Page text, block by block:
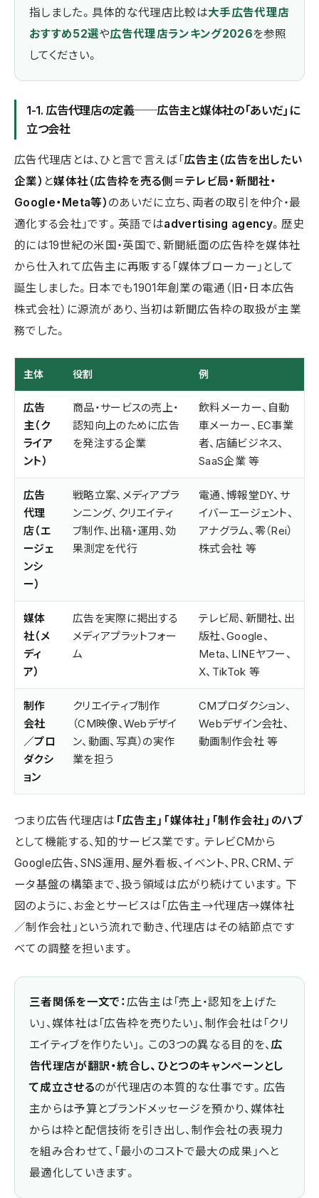
指しました。具体的な代理店比較は大手広告代理店
おすすめ52選や広告代理店ランキング2026を参照
してください。
1-1. 広告代理店の定義──広告主と媒体社の「あいだ」に
立つ会社
広告代理店とは、ひと言で言えば「広告主（広告を出したい
企業） と媒体社（広告枠を売る側＝テレビ局・新聞社・
Google・Meta等） のあいだに立ち、両者の取引を仲介・最
適化する会社」です。英語ではadvertising agency。歴史
的には19世紀の米国・英国で、新聞紙面の広告枠を媒体社
から仕入れて広告主に再販する「媒体ブローカー」として
誕生しました。日本でも1901年創業の電通（旧・日本広告
株式会社）に源流があり、当初は新聞広告枠の取扱が主業
務でした。
主体 役割 例
広告
主（ク
ライア
ント）
商品・サービスの売上・
認知向上のために広告
を発注する企業
飲料メーカー、自動
車メーカー、EC事業
者、店舗ビジネス、
SaaS企業 等
広告
代理
店（エ
ージェ
ンシ
ー）
戦略立案、メディアプラ
ンニング、クリエイティ
ブ制作、出稿・運用、効
果測定を代行
電通、博報堂DY、サ
イバーエージェント、
アナグラム、零（Rei）
株式会社 等
媒体
社（メ
ディ
ア）
広告を実際に掲出する
メディアプラットフォー
ム
テレビ局、新聞社、出
版社、Google、
Meta、LINEヤフー、
X、TikTok 等
制作
会社
／プロ
ダクシ
ョン
クリエイティブ制作
（CM映像、Webデザイ
ン、動画、写真）の実作
業を担う
CMプロダクション、
Webデザイン会社、
動画制作会社 等
つまり広告代理店は 「広告主」「媒体社」「制作会社」のハブ
として機能する、知的サービス業です。テレビCMから
Google広告、SNS運用、屋外看板、イベント、PR、CRM、デ
ータ基盤の構築まで、扱う領域は広がり続けています。下
図のように、お金とサービスは「広告主→代理店→媒体社
／制作会社」という流れで動き、代理店はその結節点です
べての調整を担います。
三者関係を一文で： 広告主は「売上・認知を上げた
い」、媒体社は「広告枠を売りたい」、制作会社は「クリ
エイティブを作りたい」。この3つの異なる目的を、 広
告代理店が翻訳・統合し、ひとつのキャンペーンとし
て成立させるのが代理店の本質的な仕事です。広告
主からは予算とブランドメッセージを預かり、媒体社
からは枠と配信技術を引き出し、制作会社の表現力
を組み合わせて、「最小のコストで最大の成果」へと
最適化していきます。